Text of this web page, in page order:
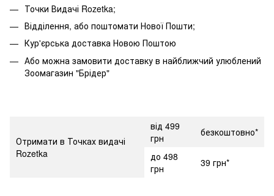
Точки Видачі Rozetka;
Відділення, або поштомати Нової Пошти;
Кур'єрська доставка Новою Поштою
Або можна замовити доставку в найближчий улюблений
Зоомагазин "Брідер"
Отримати в Точках видачі
Rozetka
від 499
грн
безкоштовно*
до 498
грн
39 грн*